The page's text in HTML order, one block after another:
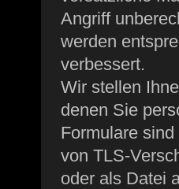
Angriff
werden
verbessert.
Wir stellen
denen Sie
Formulare
von TLS-
oder als Datei